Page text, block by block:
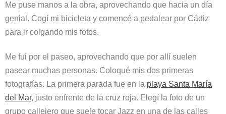
Me puse manos a la obra, aprovechando que hacia un día
genial. Cogí mi bicicleta y comencé a pedalear por Cádiz
para ir colgando mis fotos.
Me fui por el paseo, aprovechando que por allí suelen
pasear muchas personas. Coloqué mis dos primeras
fotografías. La primera parada fue en la playa Santa María
del Mar, justo enfrente de la cruz roja. Elegí la foto de un
grupo callejero que suele tocar Jazz en una de las calles